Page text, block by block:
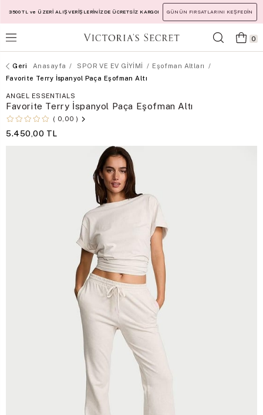
3500 TL ve ÜZERİ ALIŞVERİŞLERİNİZDE ÜCRETSİZ KARGO! GÜNÜN FIRSATLARINI KEŞFEDİN
0
Anasayfa SPOR VE EV GİYİMİ
Eşofman Altları
Favorite Terry İspanyol Paça Eşofman Altı
ANGEL ESSENTIALS
Favorite Terry İspanyol Paça Eşofman Altı
0,00
5.450,00 TL